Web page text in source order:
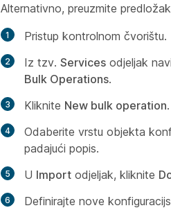
Alternativno, preuzmite
Pristup kontrolnom čvorištu.
Iz tzv. Services odjeljak
Bulk Operations.
Kliknite New bulk operation.
Odaberite vrstu objekta
padajući popis.
U Import odjeljak, kliknite
Definirajte nove